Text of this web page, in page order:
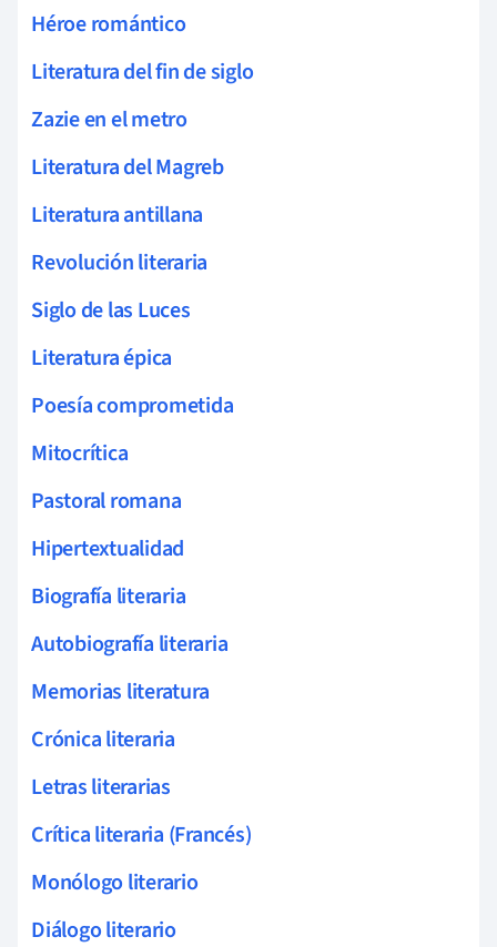
Héroe romántico
Literatura del fin de siglo
Zazie en el metro
Literatura del Magreb
Literatura antillana
Revolución literaria
Siglo de las Luces
Literatura épica
Poesía comprometida
Mitocrítica
Pastoral romana
Hipertextualidad
Biografía literaria
Autobiografía literaria
Memorias literatura
Crónica literaria
Letras literarias
Crítica literaria (Francés)
Monólogo literario
Diálogo literario